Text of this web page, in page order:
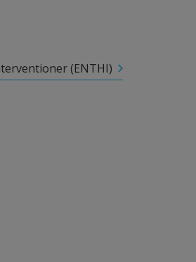
(ENTHI)